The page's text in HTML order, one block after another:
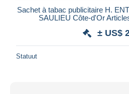
Sachet à tabac publicitaire H.
SAULIEU Côte-d'Or
± US$
Statuut